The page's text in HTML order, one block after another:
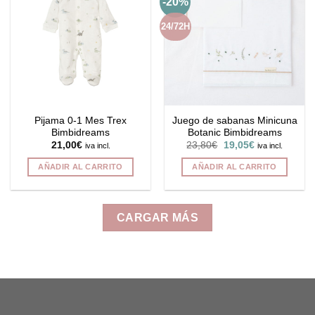
Pijama 0-1 Mes Trex
Bimbidreams
21,00€ iva incl.
AÑADIR AL CARRITO
24/72H
Juego de sabanas Minicuna
Botanic Bimbidreams
23,80€
El
original
era:
19,05€El
actual
es:
iva incl.
AÑADIR AL CARRITO
CARGAR MÁS